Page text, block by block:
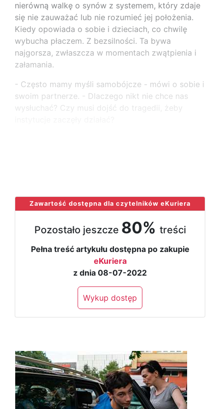
nierówną walkę o synów z systemem, który zdaje
się nie zauważać lub nie rozumieć jej położenia.
Kiedy opowiada o sobie i dzieciach, co chwilę
wybucha płaczem. Z bezsilności. Ta bywa
najgorsza, zwłaszcza w momentach zwątpienia i
załamania.
- Często mamy myśli samobójcze - mówi o sobie i
swoim partnerze. - Dlaczego nikt nie chce nas
wysłuchać? Czy musi dojść do tragedii, żeby
Zawartość dostępna dla czytelników eKuriera
Pozostało jeszcze 80% treści
Pełna treść artykułu dostępna po zakupie
eKuriera
z dnia 08-07-2022
Wykup dostęp